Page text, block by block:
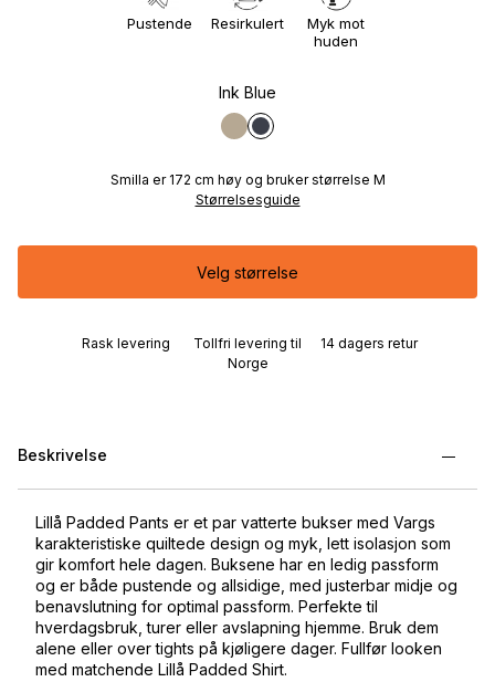
Pustende Resirkulert
Myk mot
huden
Ink Blue
Smilla er 172 cm høy og bruker størrelse M
Størrelsesguide
Velg størrelse
Rask levering
Tollfri levering til
Norge
14 dagers retur
Beskrivelse
Lillå Padded Pants er et par vatterte bukser med Vargs
karakteristiske quiltede design og myk, lett isolasjon som
gir komfort hele dagen. Buksene har en ledig passform
og er både pustende og allsidige, med justerbar midje og
benavslutning for optimal passform. Perfekte til
hverdagsbruk, turer eller avslapning hjemme. Bruk dem
alene eller over tights på kjøligere dager. Fullfør looken
med matchende Lillå Padded Shirt.